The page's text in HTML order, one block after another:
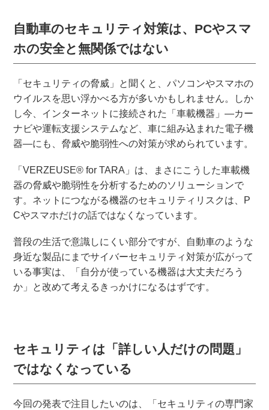
自動車のセキュリティ対策は、PCやスマ
ホの安全と無関係ではない
「セキュリティの脅威」と聞くと、パソコンやスマホの
ウイルスを思い浮かべる方が多いかもしれません。しか
し今、インターネットに接続された「車載機器」―カー
ナビや運転支援システムなど、車に組み込まれた電子機
器―にも、脅威や脆弱性への対策が求められています。
「VERZEUSE® for TARA」は、まさにこうした車載機
器の脅威や脆弱性を分析するためのソリューションで
す。ネットにつながる機器のセキュリティリスクは、P
Cやスマホだけの話ではなくなっています。
普段の生活で意識しにくい部分ですが、自動車のような
身近な製品にまでサイバーセキュリティ対策が広がって
いる事実は、「自分が使っている機器は大丈夫だろう
か」と改めて考えるきっかけになるはずです。
セキュリティは「詳しい人だけの問題」
ではなくなっている
今回の発表で注目したいのは、「セキュリティの専門家